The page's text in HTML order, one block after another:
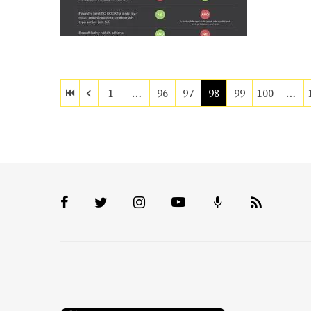
1 … 96 97 98 99 100 …